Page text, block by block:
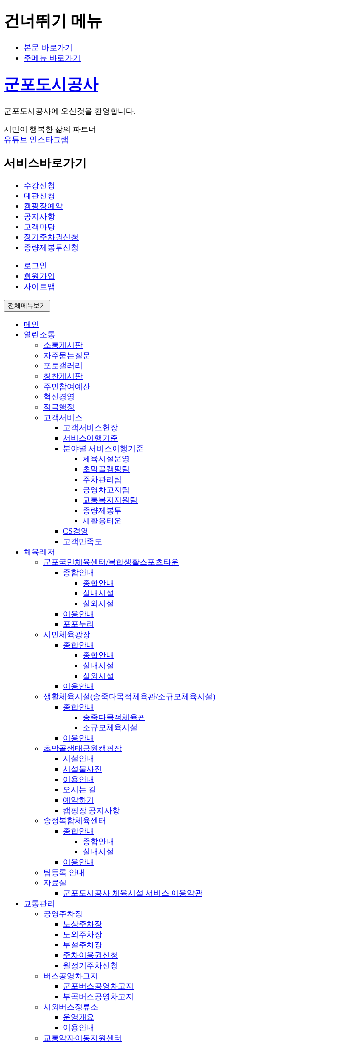
건너뛰기 메뉴
본문 바로가기
주메뉴 바로가기
군포도시공사
군포도시공사에 오신것을 환영합니다.
시민이 행복한 삶의 파트너
유튜브 인스타그램
서비스바로가기
수강신청
대관신청
캠핑장예약
공지사항
고객마당
정기주차권신청
종량제봉투신청
로그인
회원가입
사이트맵
전체메뉴보기
메인
열린소통
소통게시판
자주묻는질문
포토갤러리
칭찬게시판
주민참여예산
혁신경영
적극행정
고객서비스
고객서비스헌장
서비스이행기준
분야별 서비스이행기준
체육시설운영
초막골캠핑팀
주차관리팀
공영차고지팀
교통복지지원팀
종량제봉투
새활용타운
CS경영
고객만족도
체육레저
군포국민체육센터/복합생활스포츠타운
종합안내
종합안내
실내시설
실외시설
이용안내
포포누리
시민체육광장
종합안내
종합안내
실내시설
실외시설
이용안내
생활체육시설(송죽다목적체육관/소규모체육시설)
종합안내
송죽다목적체육관
소규모체육시설
이용안내
초막골생태공원캠핑장
시설안내
시설물사진
이용안내
오시는 길
예약하기
캠핑장 공지사항
송정복합체육센터
종합안내
종합안내
실내시설
이용안내
팀등록 안내
자료실
군포도시공사 체육시설 서비스 이용약관
교통관리
공영주차장
노상주차장
노외주차장
부설주차장
주차이용권신청
월정기주차신청
버스공영차고지
군포버스공영차고지
부곡버스공영차고지
시외버스정류소
운영개요
이용안내
교통약자이동지원센터